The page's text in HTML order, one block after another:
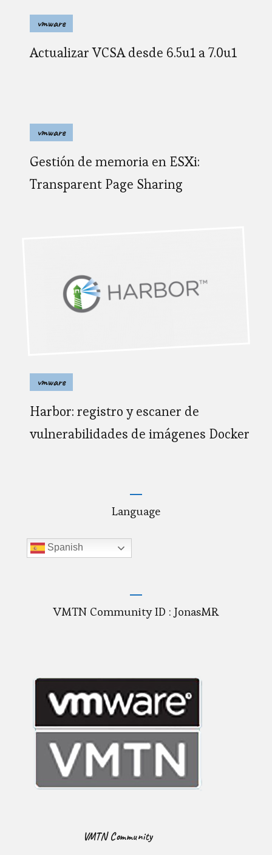
vmware
Actualizar VCSA desde 6.5u1 a 7.0u1
vmware
Gestión de memoria en ESXi:
Transparent Page Sharing
vmware
Harbor: registro y escaner de
vulnerabilidades de imágenes Docker
Language
Spanish
VMTN Community ID : JonasMR
VMTN Community